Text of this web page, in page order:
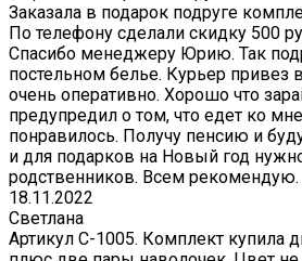
Заказала в подарок подруге
По телефону сделали скидку 500
Спасибо менеджеру Юрию. Так
постельном белье. Курьер привез
очень оперативно. Хорошо что
предупредил о том, что едет ко
понравилось. Получу пенсию и
и для подарков на Новый год
родственников. Всем рекомендую.
18.11.2022
Светлана
Артикул С-1005. Комплект купила